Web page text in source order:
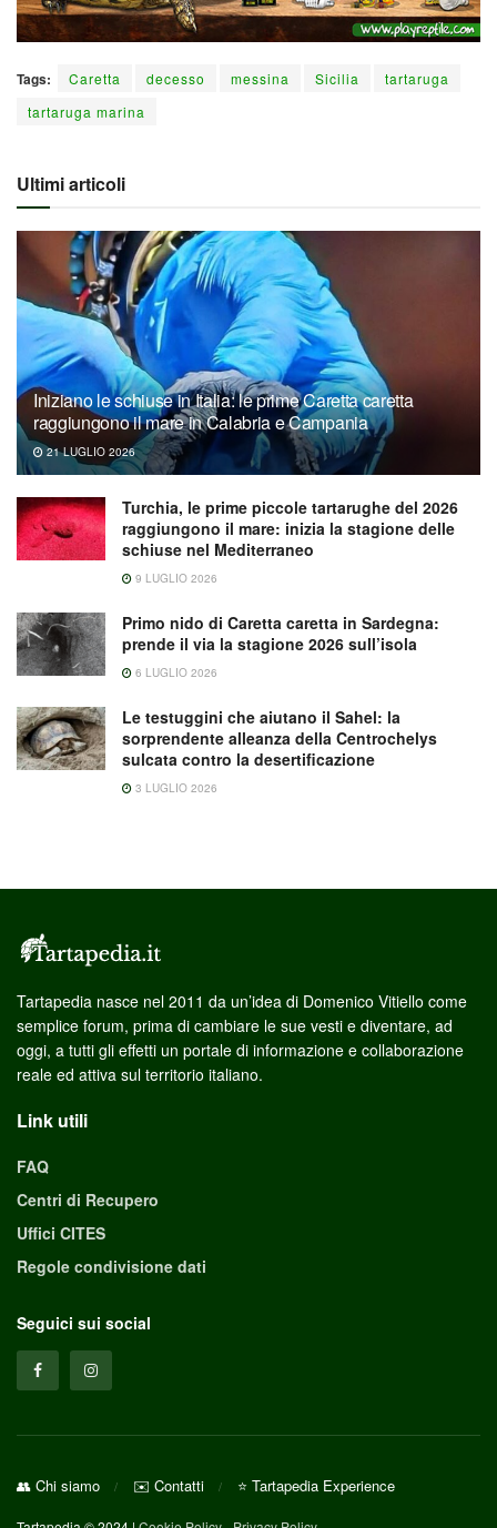
Tags: Caretta decesso messina Sicilia
tartaruga
tartaruga marina
Ultimi articoli
Iniziano le schiuse in Italia: le prime Caretta caretta
raggiungono il mare in Calabria e Campania
21 LUGLIO 2026
Turchia, le prime piccole tartarughe del 2026
raggiungono il mare: inizia la stagione delle
schiuse nel Mediterraneo
9 LUGLIO 2026
Primo nido di Caretta caretta in Sardegna:
prende il via la stagione 2026 sull’isola
6 LUGLIO 2026
Le testuggini che aiutano il Sahel: la
sorprendente alleanza della Centrochelys
sulcata contro la desertificazione
3 LUGLIO 2026
Tartapedia nasce nel 2011 da un’idea di Domenico Vitiello come
semplice forum, prima di cambiare le sue vesti e diventare, ad
oggi, a tutti gli effetti un portale di informazione e collaborazione
reale ed attiva sul territorio italiano.
Link utili
FAQ
Centri di Recupero
Uffici CITES
Regole condivisione dati
Seguici sui social
👥 Chi siamo ✉️ Contatti ⭐ Tartapedia Experience